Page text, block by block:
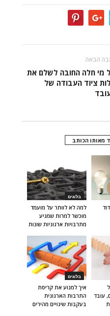
הבאה
מי חלה החובה לשלם את
ציוד העבודה של
מאותו הכותב
בלוגים
למה לא לוותר על מועמד
מוכשר למרות שמגיע
מתרבויות ארגוניות שונות
בלוגים
איך למנוע את קריסת
התרבות הארגונית
בעקבות שינויים מהירים
עובד